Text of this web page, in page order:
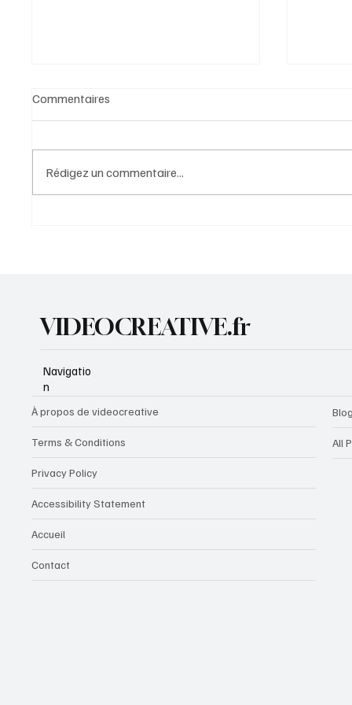
Commentaires
Rédigez un commentaire...
VIDEOCREATIVE.fr
Navigatio
n
À propos de videocreative
Terms & Conditions
Privacy Policy
Accessibility Statement
Accueil
Contact
Blog
All